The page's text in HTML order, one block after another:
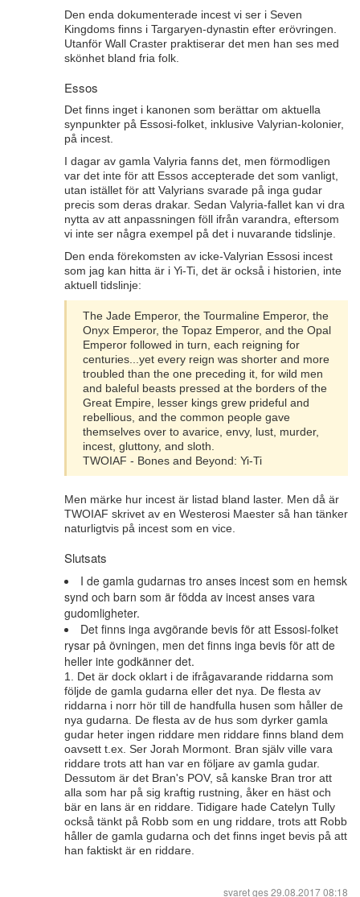
Den enda dokumenterade incest vi ser i Seven
Kingdoms finns i Targaryen-dynastin efter erövringen.
Utanför Wall Craster praktiserar det men han ses med
skönhet bland fria folk.
Essos
Det finns inget i kanonen som berättar om aktuella
synpunkter på Essosi-folket, inklusive Valyrian-kolonier,
på incest.
I dagar av gamla Valyria fanns det, men förmodligen
var det inte för att Essos accepterade det som vanligt,
utan istället för att Valyrians svarade på inga gudar
precis som deras drakar. Sedan Valyria-fallet kan vi dra
nytta av att anpassningen föll ifrån varandra, eftersom
vi inte ser några exempel på det i nuvarande tidslinje.
Den enda förekomsten av icke-Valyrian Essosi incest
som jag kan hitta är i Yi-Ti, det är också i historien, inte
aktuell tidslinje:
The Jade Emperor, the Tourmaline Emperor, the
Onyx Emperor, the Topaz Emperor, and the Opal
Emperor followed in turn, each reigning for
centuries...yet every reign was shorter and more
troubled than the one preceding it, for wild men
and baleful beasts pressed at the borders of the
Great Empire, lesser kings grew prideful and
rebellious, and the common people gave
themselves over to avarice, envy, lust, murder,
incest, gluttony, and sloth.
TWOIAF - Bones and Beyond: Yi-Ti
Men märke hur incest är listad bland laster. Men då är
TWOIAF skrivet av en Westerosi Maester så han tänker
naturligtvis på incest som en vice.
Slutsats
I de gamla gudarnas tro anses incest som en hemsk
synd och barn som är födda av incest anses vara
gudomligheter.
Det finns inga avgörande bevis för att Essosi-folket
rysar på övningen, men det finns inga bevis för att de
heller inte godkänner det.
1. Det är dock oklart i de ifrågavarande riddarna som
följde de gamla gudarna eller det nya. De flesta av
riddarna i norr hör till de handfulla husen som håller de
nya gudarna. De flesta av de hus som dyrker gamla
gudar heter ingen riddare men riddare finns bland dem
oavsett t.ex. Ser Jorah Mormont. Bran själv ville vara
riddare trots att han var en följare av gamla gudar.
Dessutom är det Bran's POV, så kanske Bran tror att
alla som har på sig kraftig rustning, åker en häst och
bär en lans är en riddare. Tidigare hade Catelyn Tully
också tänkt på Robb som en ung riddare, trots att Robb
håller de gamla gudarna och det finns inget bevis på att
han faktiskt är en riddare.
svaret ges29.08.2017 08:18